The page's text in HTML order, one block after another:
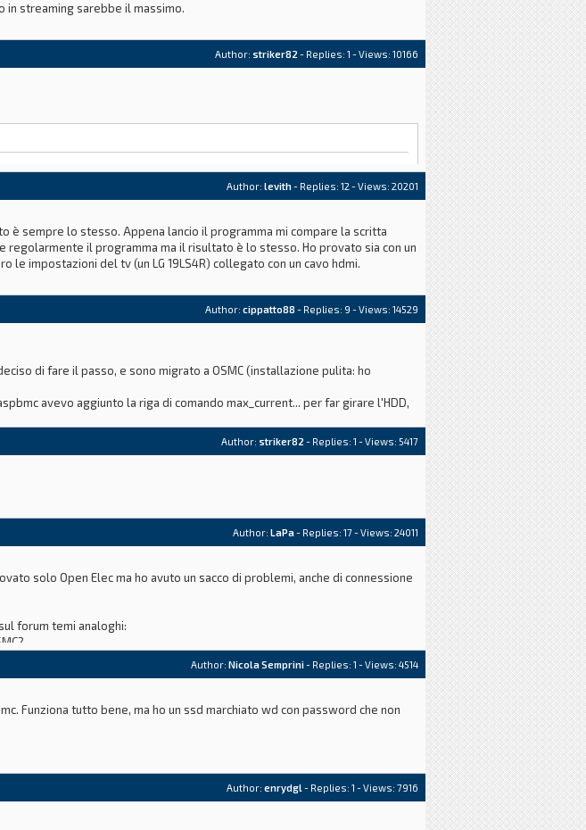
in streaming sarebbe il massimo.
Author: striker82 - Replies: 1 - Views: 10166
Author: levith- Replies: 12 - Views: 20201
è sempre lo stesso. Appena lancio il programma mi compare la scritta
il programma ma il risultato è lo stesso. Ho provato sia con un
le impostazioni del tv (un LG 19LS4R) collegato con un cavo hdmi.
Author: cippatto88 - Replies: 9 - Views: 14529
di fare il passo, e sono migrato a OSMC (installazione pulita: ho
avevo aggiunto la riga di comando max_current... per far girare l'HDD,
Author: striker82 - Replies: 1 - Views: 5417
Author: LaPa- Replies: 17- Views: 24011
solo Open Elec ma ho avuto un sacco di problemi, anche di connessione
forum temi analoghi:
Author: Nicola Semprini- Replies: 1 - Views: 4514
Funziona tutto bene, ma ho un ssd marchiato wd con password che non
Author: enrydgl - Replies: 1 - Views: 7916